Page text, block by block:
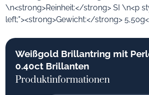
\n<strong>Reinheit:</strong> SI \n<p
left;"><strong>Gewicht:</strong>
Weißgold Brillantring mit
0.40ct Brillanten
Produktinformationen